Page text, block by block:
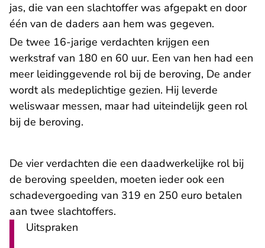
jas, die van een slachtoffer was afgepakt en door
één van de daders aan hem was gegeven.
De twee 16-jarige verdachten krijgen een
werkstraf van 180 en 60 uur. Een van hen had een
meer leidinggevende rol bij de beroving, De ander
wordt als medeplichtige gezien. Hij leverde
weliswaar messen, maar had uiteindelijk geen rol
bij de beroving.
De vier verdachten die een daadwerkelijke rol bij
de beroving speelden, moeten ieder ook een
schadevergoeding van 319 en 250 euro betalen
aan twee slachtoffers.
Uitspraken